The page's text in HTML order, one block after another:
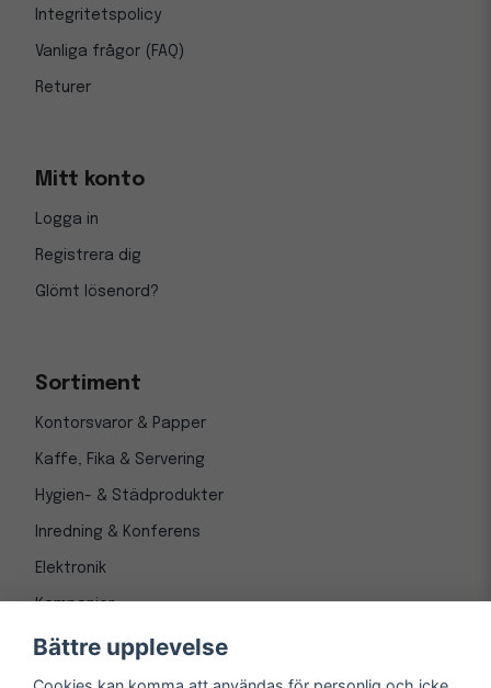
Integritetspolicy
Vanliga frågor (FAQ)
Returer
Mitt konto
Logga in
Registrera dig
Glömt lösenord?
Sortiment
Kontorsvaror & Papper
Kaffe, Fika & Servering
Hygien- & Städprodukter
Inredning & Konferens
Elektronik
Kampanjer
Bättre upplevelse